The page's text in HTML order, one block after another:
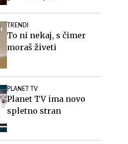
TRENDI
To ni nekaj, s čimer
moraš živeti
PLANET TV
Planet TV ima novo
spletno stran